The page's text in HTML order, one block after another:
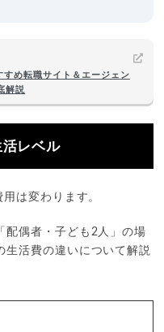
すめ転職サイト＆エージェン
解説
活レベル
は変わります。
配偶者・子ども2人」の場
生活費の違いについて解説